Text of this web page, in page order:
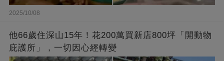
2025/10/08
他66歲住深山15年！花200萬買新店800坪「開動物
庇護所」，一切因心經轉變